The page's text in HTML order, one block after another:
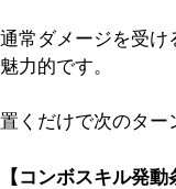
通常ダメージを受け
魅力的です。
置くだけで次のター
【コンボスキル発動